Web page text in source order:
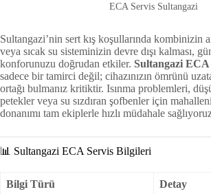
ECA Servis Sultangazi
Sultangazi’nin sert kış koşullarında kombinizin
veya sıcak su sisteminizin devre dışı kalması,
konforunuzu doğrudan etkiler. Sultangazi ECA
sadece bir tamirci değil; cihazınızın ömrünü
ortağı bulmanız kritiktir. Isınma problemleri,
petekler veya su sızdıran şofbenler için
donanımı tam ekiplerle hızlı müdahale
📊 Sultangazi ECA Servis Bilgileri
Bilgi Türü Detay